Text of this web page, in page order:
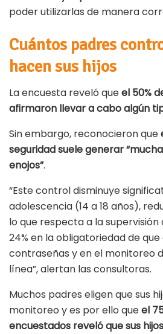
poder utilizarlas de manera
Cuántos padres
hacen sus hijos
La encuesta reveló queel 50%
afirmaron llevar a cabo algún
Sin embargo, reconocieron que
seguridad suele generar
enojos”.
“Este control disminuye
adolescencia (14 a 18 años),
lo que respecta a la supervisión
24% en la obligatoriedad de
contraseñas y en el monitoreo
línea”, alertan las consultoras.
Muchos padres eligen que sus
monitoreo y es por ello queel
encuestados reveló que sus